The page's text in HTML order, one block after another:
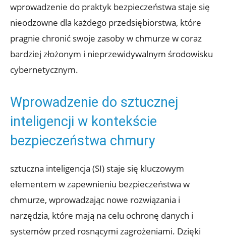
‍wprowadzenie do praktyk bezpieczeństwa‍ staje się
nieodzowne dla każdego przedsiębiorstwa, które
pragnie chronić‍ swoje zasoby w chmurze w coraz
bardziej złożonym ⁣i nieprzewidywalnym środowisku
cybernetycznym.
Wprowadzenie do sztucznej
inteligencji w kontekście
bezpieczeństwa chmury
sztuczna​ inteligencja (SI)‍ staje się​ kluczowym
elementem w zapewnieniu bezpieczeństwa w⁣
chmurze, wprowadzając nowe rozwiązania i
narzędzia, które mają na celu ochronę danych i
systemów‍ przed rosnącymi ⁢zagrożeniami. Dzięki